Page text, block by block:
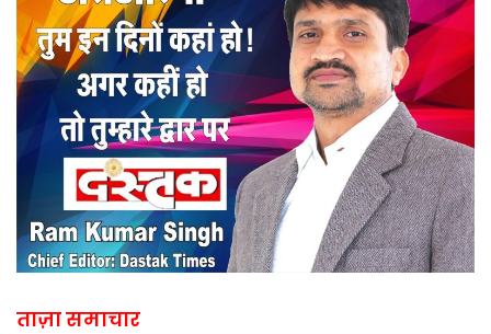
ताज़ा समाचार